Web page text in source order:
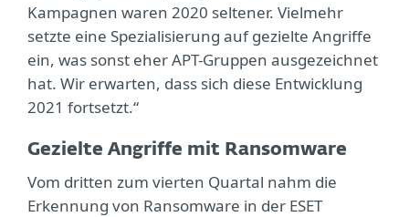
Kampagnen waren 2020 seltener. Vielmehr
setzte eine Spezialisierung auf gezielte Angriffe
ein, was sonst eher APT-Gruppen ausgezeichnet
hat. Wir erwarten, dass sich diese Entwicklung
2021 fortsetzt.“
Gezielte Angriffe mit Ransomware
Vom dritten zum vierten Quartal nahm die
Erkennung von Ransomware in der ESET